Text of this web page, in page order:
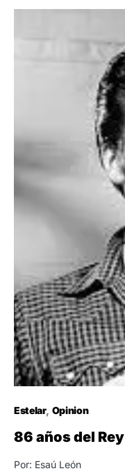
Estelar Opinion
86 años del Rey
Por: Esaú León